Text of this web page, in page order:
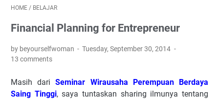
HOME / BELAJAR
Financial Planning for Entrepreneur
by beyourselfwoman
Tuesday, September 30, 2014
13 comments
Masih dariSeminar Wirausaha Perempuan Berdaya
Saing Tinggi, saya tuntaskan sharing ilmunya tentang